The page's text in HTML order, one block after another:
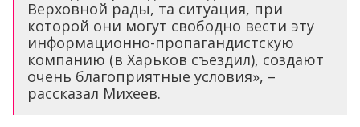
Верховной рады, та ситуация, при
которой они могут свободно вести эту
информационно-пропагандистскую
компанию (в Харьков съездил), создают
очень благоприятные условия», –
рассказал Михеев.